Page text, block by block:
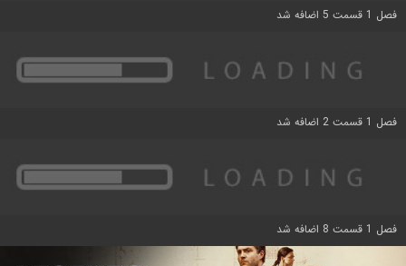
فصل 1 قسمت 5 اضافه شد
فصل 1 قسمت 2 اضافه شد
فصل 1 قسمت 8 اضافه شد